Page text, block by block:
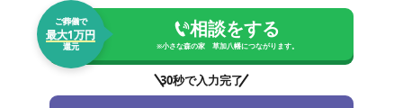
ご葬儀で
最大1万円
還元
相談をする
※小さな森の家 草加八幡につながります。
30秒で入力完了